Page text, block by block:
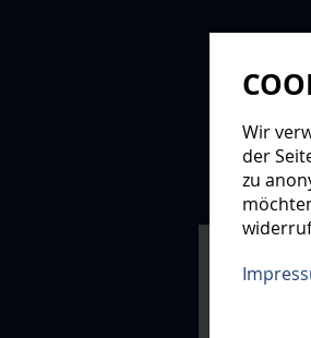
NEWS
Wir
der
zu